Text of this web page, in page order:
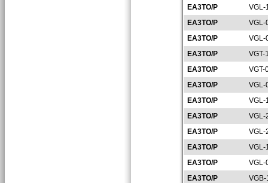
EA3TO/P
VGL-
EA3TO/P
VGL-
EA3TO/P
VGL-
EA3TO/P
VGT-
EA3TO/P
VGT-
EA3TO/P
VGL-
EA3TO/P
VGL-
EA3TO/P
VGL-
EA3TO/P
VGL-
EA3TO/P
VGL-
EA3TO/P
VGL-
EA3TO/P